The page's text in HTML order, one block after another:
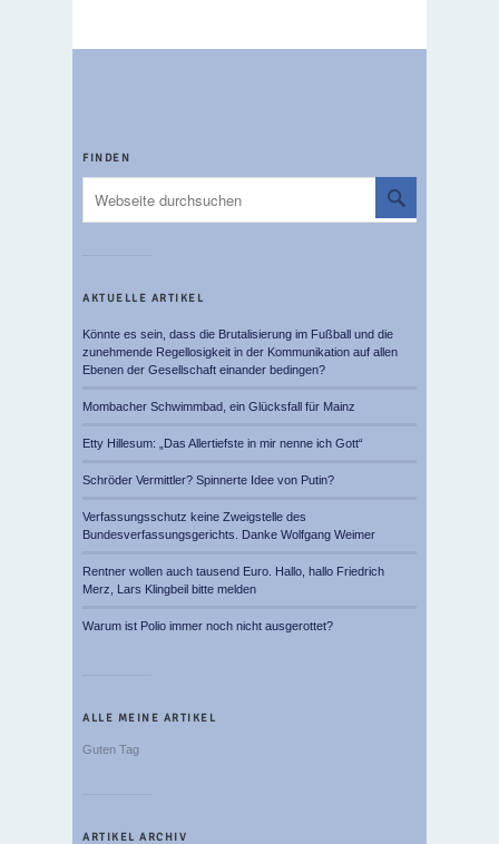
FINDEN
AKTUELLE ARTIKEL
Könnte es sein, dass die Brutalisierung im Fußball und die
zunehmende Regellosigkeit in der Kommunikation auf allen
Ebenen der Gesellschaft einander bedingen?
Mombacher Schwimmbad, ein Glücksfall für Mainz
Etty Hillesum: „Das Allertiefste in mir nenne ich Gott“
Schröder Vermittler? Spinnerte Idee von Putin?
Verfassungsschutz keine Zweigstelle des
Bundesverfassungsgerichts. Danke Wolfgang Weimer
Rentner wollen auch tausend Euro. Hallo, hallo Friedrich
Merz, Lars Klingbeil bitte melden
Warum ist Polio immer noch nicht ausgerottet?
ALLE MEINE ARTIKEL
Guten Tag
ARTIKEL ARCHIV